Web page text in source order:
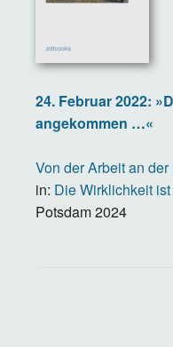
24. Februar 2022:
angekommen …«
Von der Arbeit an
in: Die Wirklichkeit
Potsdam2024